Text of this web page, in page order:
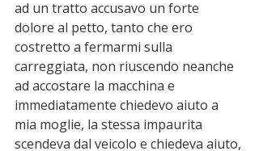
ad un tratto accusavo un forte
dolore al petto, tanto che ero
costretto a fermarmi sulla
carreggiata, non riuscendo neanche
ad accostare la macchina e
immediatamente chiedevo aiuto a
mia moglie, la stessa impaurita
scendeva dal veicolo e chiedeva aiuto,